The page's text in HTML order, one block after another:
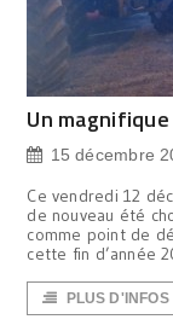
Un
15 décembre
Ce vendredi 12
de nouveau été
comme point de
cette fin d’année
PLUS D'INFOS